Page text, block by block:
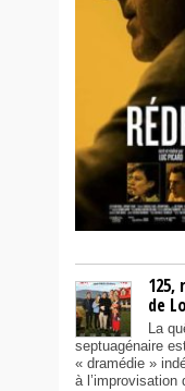
125,
de
La
septuagénaire
« dramédie »
à l’improvisation